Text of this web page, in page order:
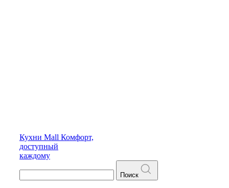
Кухни Mall Комфорт,
доступный
каждому
Поиск